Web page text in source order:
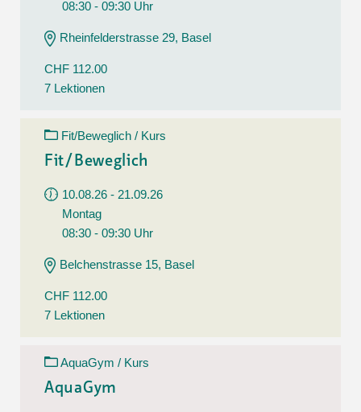
08:30 - 09:30 Uhr
Rheinfelderstrasse 29, Basel
CHF 112.00
7 Lektionen
Fit/Beweglich / Kurs
Fit/Beweglich
10.08.26 - 21.09.26
Montag
08:30 - 09:30 Uhr
Belchenstrasse 15, Basel
CHF 112.00
7 Lektionen
AquaGym / Kurs
AquaGym